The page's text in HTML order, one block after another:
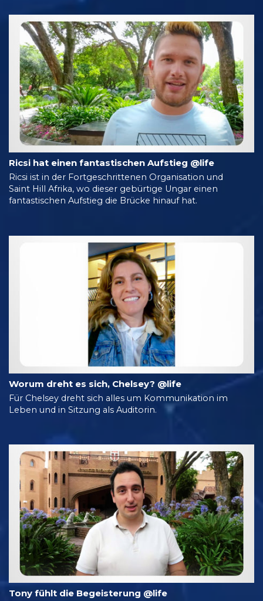
Ricsi hat einen fantastischen Aufstieg @life
Ricsi ist in der Fortgeschrittenen Organisation und
Saint Hill Afrika, wo dieser gebürtige Ungar einen
fantastischen Aufstieg die Brücke hinauf hat.
Worum dreht es sich, Chelsey? @life
Für Chelsey dreht sich alles um Kommunikation im
Leben und in Sitzung als Auditorin.
Tony fühlt die Begeisterung @life